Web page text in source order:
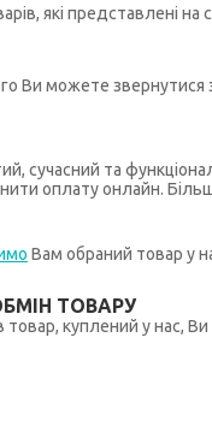
які представлені
Ви можете
сучасний та
оплату онлайн.
Вам обраний товар у
ТОВАРУ
куплений у нас,